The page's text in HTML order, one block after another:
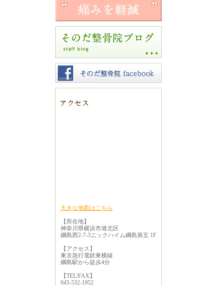
大きな地図はこちら
【所在地】
神奈川県横浜市港北区
綱島西2-7-3ニックハイム綱島第五 1F
【アクセス】
東京急行電鉄東横線
綱島駅から徒歩4分
【TEL/FAX】
045-532-1952